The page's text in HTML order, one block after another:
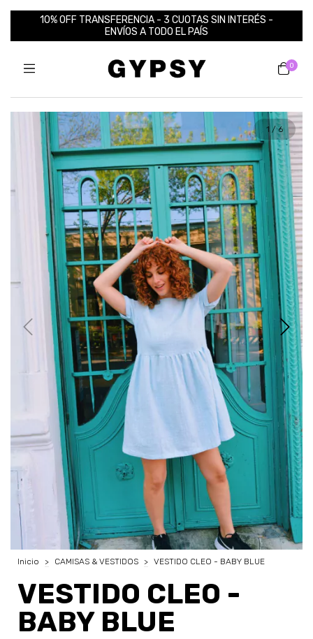
10% OFF TRANSFERENCIA - 3 CUOTAS SIN INTERÉS -
ENVÍOS A TODO EL PAÍS
0
1/ 6
Inicio > CAMISAS & VESTIDOS > VESTIDO CLEO - BABY BLUE
VESTIDO CLEO -
BABY BLUE